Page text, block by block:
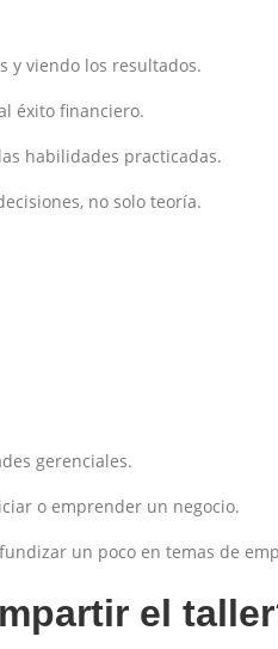
y viendo los resultados.
éxito financiero.
habilidades practicadas.
no solo teoría.
gerenciales.
o emprender un negocio.
un poco en temas de
el